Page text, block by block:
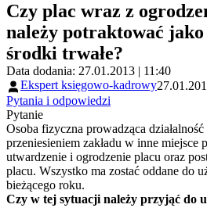
Czy plac wraz z
należy potraktować jako
środki trwałe?
Data dodania: 27.01.2013 | 11:40
Ekspert księgowo-kadrowy
Pytania i odpowiedzi
Pytanie
Osoba fizyczna prowadząca
przeniesieniem zakładu w inne miejsce
utwardzenie i ogrodzenie placu oraz
placu. Wszystko ma zostać oddane do
bieżącego roku.
Czy w tej sytuacji należy przyjąć do